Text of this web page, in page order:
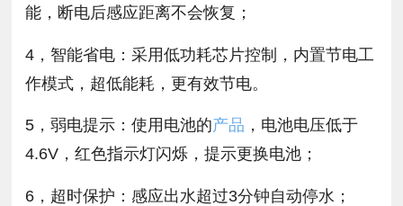
能，断电后感应距离不会恢复；
4，智能省电：采用低功耗芯片控制，内置节电工
作模式，超低能耗，更有效节电。
5，弱电提示：使用电池的产品 ，电池电压低于
4.6V，红色指示灯闪烁，提示更换电池；
6，超时保护：感应出水超过3分钟自动停水；